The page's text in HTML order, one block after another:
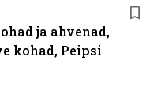
ja ahvenad,
kohad, Peipsi